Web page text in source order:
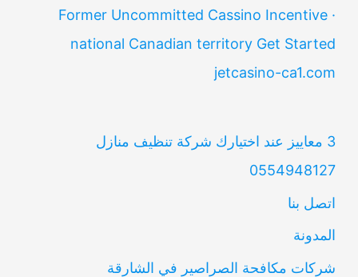
Former Uncommitted Cassino Incentive ·
national Canadian territory Get Started
jetcasino-ca1.com
3 معاييز عند اختيارك شركة تنظيف منازل
0554948127
اتصل بنا
المدونة
شركات مكافحة الصراصير في الشارقة